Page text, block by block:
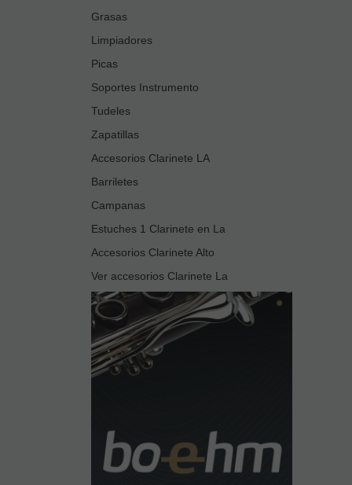
Grasas
Limpiadores
Picas
Soportes Instrumento
Tudeles
Zapatillas
Accesorios Clarinete LA
Barriletes
Campanas
Estuches 1 Clarinete en La
Accesorios Clarinete Alto
Ver accesorios Clarinete La